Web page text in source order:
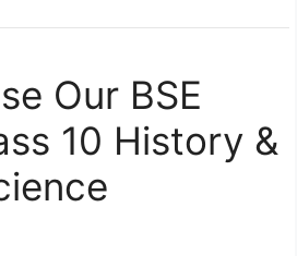
Our BSE
10 History &